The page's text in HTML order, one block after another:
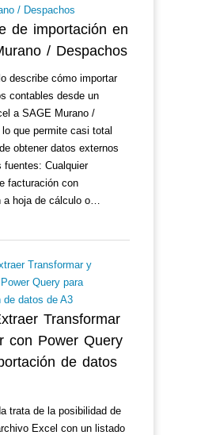
de importación en
/ Despachos
describe cómo importar
contables desde un
a SAGE Murano /
lo que permite casi total
obtener datos externos
fuentes: Cualquier
facturación con
a hoja de cálculo o…
Transformar
con Power Query
de datos
trata de la posibilidad de
Excel con un listado